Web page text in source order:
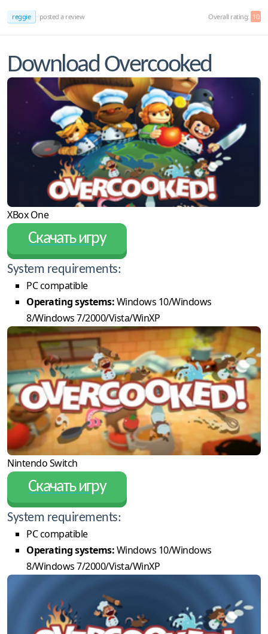
reggie posted a review Overall rating: 10
Download Overcooked
XBox One
Скачать игру
System requirements:
PC compatible
Operating systems:Windows 10/Windows
8/Windows 7/2000/Vista/WinXP
Nintendo Switch
Скачать игру
System requirements:
PC compatible
Operating systems:Windows 10/Windows
8/Windows 7/2000/Vista/WinXP